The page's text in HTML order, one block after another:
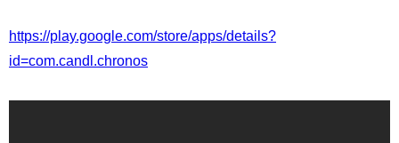
https://play.google.com/store/apps/details?
id=com.candl.chronos